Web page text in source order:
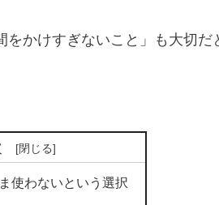
かけすぎないこと」も大切だ
使わないという選択